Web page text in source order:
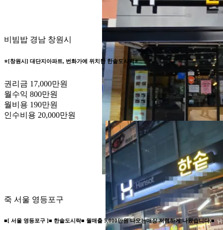
비빔밥 경남 창원시
⭐️[창원시] 대단지아파트, 번화가에 위치한 한솥도시락⭐️
권리금 17,000만원
월수익 800만원
월비용 190만원
인수비용 20,000만원
죽 서울 영등포구
■[ 서울 영등포구 ]■ 한솥도시락■ 월매출 5,000만원 나오는매장 저렴하게 나왔습니다.■